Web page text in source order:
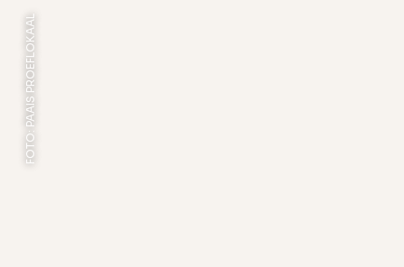
FOTO: PAAIS PROEFLOKAAL